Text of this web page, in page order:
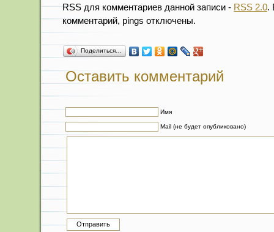
RSS для комментариев данной записи - RSS 2.0.
комментарий, pings отключены.
Поделиться…
Оставить комментарий
Имя
Mail (не будет опубликовано)